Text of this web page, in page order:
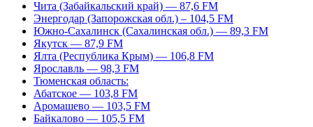
Чита (Забайкальский край) — 87,6 FM
Энергодар (Запорожская обл.) – 104,5 FM
Южно-Сахалинск (Сахалинская обл.) — 89,3 FM
Якутск — 87,9 FM
Ялта (Республика Крым) — 106,8 FM
Ярославль — 98,3 FM
Тюменская область:
Абатское — 103,8 FM
Аромашево — 103,5 FM
Байкалово — 105,5 FM